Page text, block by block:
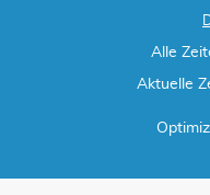
Alle
Aktuelle